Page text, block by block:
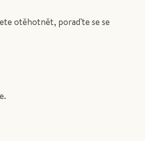
otěhotnět, poraďte se se